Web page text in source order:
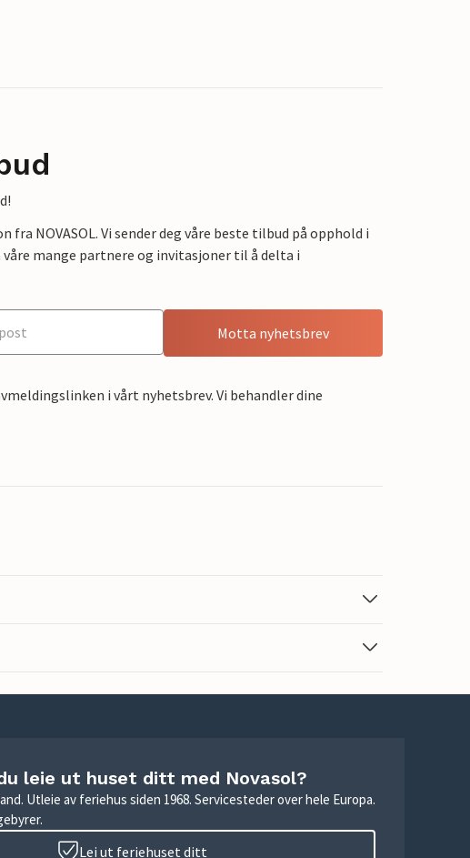
NOVASOL. Vi sender deg våre beste tilbud på opphold i
mange partnere og invitasjoner til å delta i
Motta nyhetsbrev
i vårt nyhetsbrev. Vi behandler dine
leie ut huset ditt med Novasol?
Utleie av feriehus siden 1968. Servicesteder over hele Europa.
Lei ut feriehuset ditt